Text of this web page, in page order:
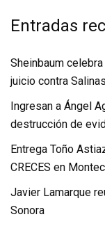
Entradas
Sheinbaum
juicio contra
Ingresan a Ángel
destrucción de
Entrega Toño
CRECES en
Javier Lamarque
Sonora